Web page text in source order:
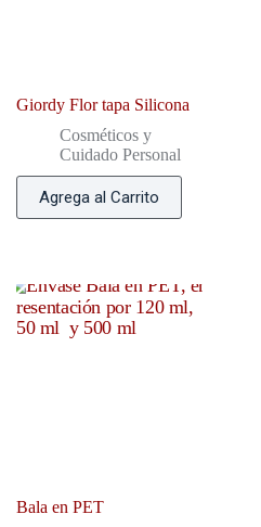
Giordy Flor tapa Silicona
Cosméticos y
Cuidado Personal
Agrega al Carrito
Bala en PET